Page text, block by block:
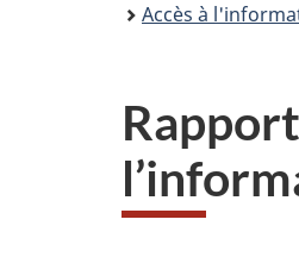
Accès à